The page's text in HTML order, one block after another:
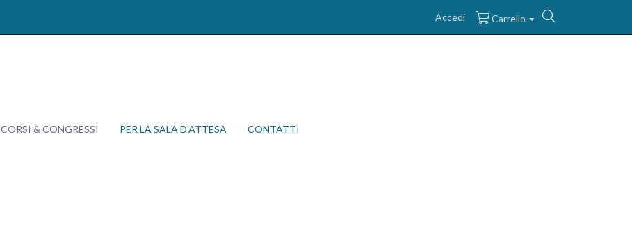
Carrello
Accedi
CORSI & CONGRESSI PER LA SALA D'ATTESA CONTATTI